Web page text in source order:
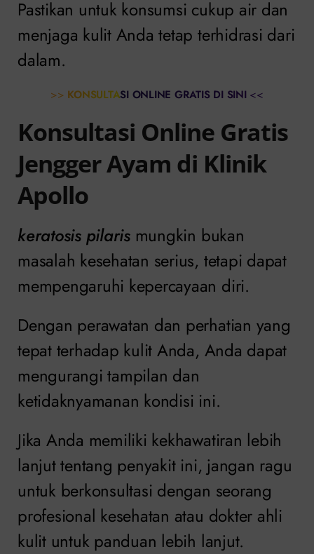
Pastikan untuk konsumsi cukup air dan
menjaga kulit Anda tetap terhidrasi dari
dalam.
>> KONSULTASI ONLINE GRATIS DI SINI <<
Konsultasi Online Gratis
Jengger Ayam di Klinik
Apollo
keratosis pilaris mungkin bukan
masalah kesehatan serius, tetapi dapat
mempengaruhi kepercayaan diri.
Dengan perawatan dan perhatian yang
tepat terhadap kulit Anda, Anda dapat
mengurangi tampilan dan
ketidaknyamanan kondisi ini.
Jika Anda memiliki kekhawatiran lebih
lanjut tentang penyakit ini, jangan ragu
untuk berkonsultasi dengan seorang
profesional kesehatan atau dokter ahli
kulit untuk panduan lebih lanjut.